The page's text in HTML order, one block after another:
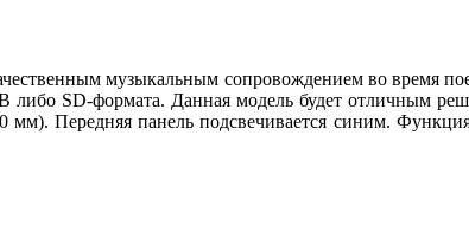
музыкальным сопровождением во время
SD-формата. Данная модель будет отличным
Передняя панель подсвечивается синим.